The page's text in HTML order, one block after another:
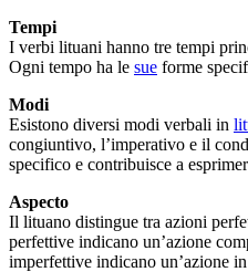
Tempi
I verbi lituani hanno tre tempi
Ogni tempo ha le sue forme
Modi
Esistono diversi modi verbali in
congiuntivo, l’imperativo e il
specifico e contribuisce a
Aspecto
Il lituano distingue tra azioni
perfettive indicano un’azione
imperfettive indicano un’azione